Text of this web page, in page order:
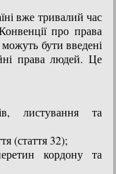
вже тривалий час
про права
бути введені
права людей. Це
листування та
(стаття 32);
кордону та